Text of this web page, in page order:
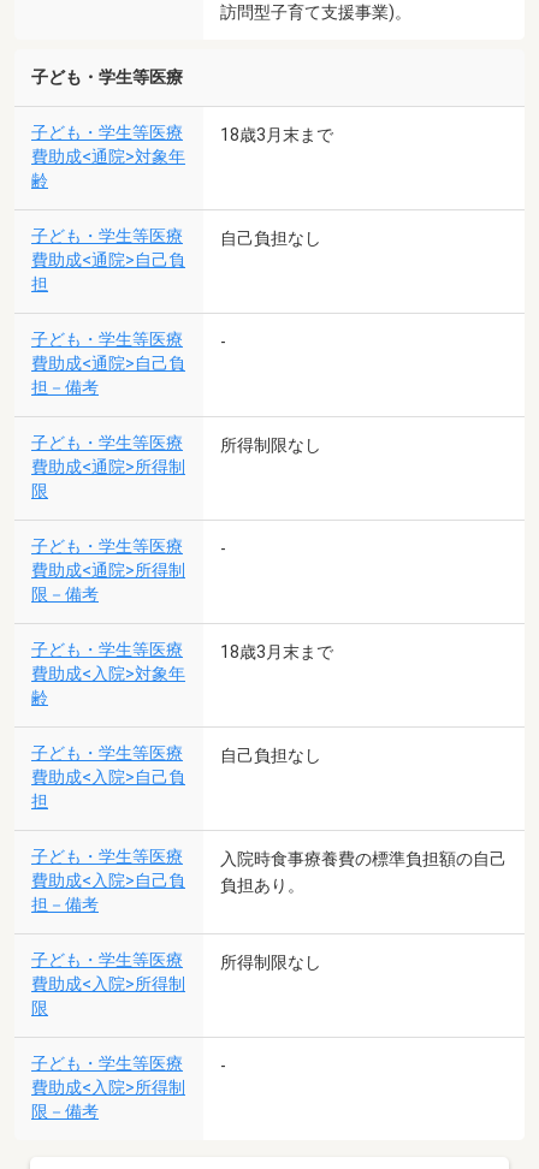
訪問型子育て支援事業)。
子ども・学生等医療
子ども・学生等医療
費助成<通院>対象年
齢
18歳3月末まで
子ども・学生等医療
費助成<通院>自己負
担
自己負担なし
子ども・学生等医療
費助成<通院>自己負
担－備考
-
子ども・学生等医療
費助成<通院>所得制
限
所得制限なし
子ども・学生等医療
費助成<通院>所得制
限－備考
-
子ども・学生等医療
費助成<入院>対象年
齢
18歳3月末まで
子ども・学生等医療
費助成<入院>自己負
担
自己負担なし
子ども・学生等医療
費助成<入院>自己負
担－備考
入院時食事療養費の標準負担額の自己
負担あり。
子ども・学生等医療
費助成<入院>所得制
限
所得制限なし
子ども・学生等医療
費助成<入院>所得制
限－備考
-